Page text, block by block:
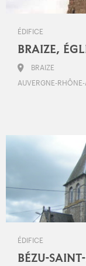
ÉDIFICE
BRAIZE,
BRAIZE
AUVERGNE-
ÉDIFICE
BÉZU-